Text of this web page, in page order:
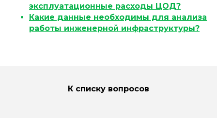
эксплуатационные расходы ЦОД?
Какие данные необходимы для анализа
работы инженерной инфраструктуры?
К списку вопросов